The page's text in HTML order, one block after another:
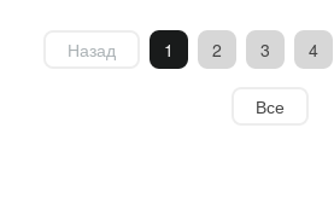
Назад 1 2 3 4
Все